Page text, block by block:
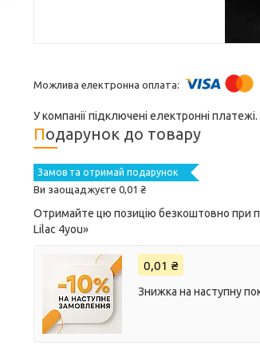
У компанії підключені електронні
Подарунок до товару
Замов та отримай подарунок
Ви заощаджуєте 0,01 ₴
Отримайте цю позицію безкоштовно при
Lilac 4you»
0,01 ₴
Знижка на наступну